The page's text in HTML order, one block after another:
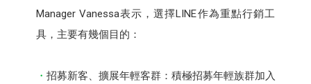
Manager Vanessa表示，選擇LINE作為重點行銷工
具，主要有幾個目的：
招募新客、擴展年輕客群：積極招募年輕族群加入